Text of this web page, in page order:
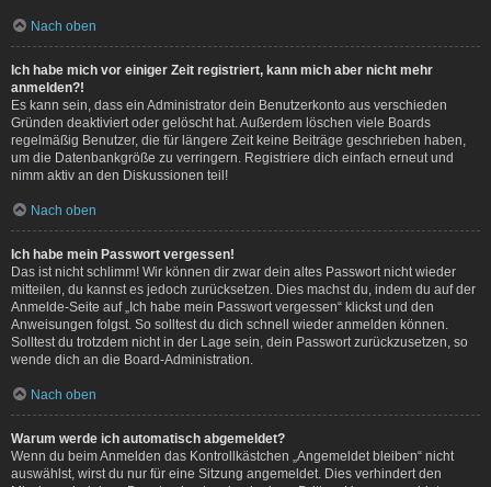
Nach oben
Ich habe mich vor einiger Zeit registriert, kann mich aber nicht mehr
anmelden?!
Es kann sein, dass ein Administrator dein Benutzerkonto aus verschieden
Gründen deaktiviert oder gelöscht hat. Außerdem löschen viele Boards
regelmäßig Benutzer, die für längere Zeit keine Beiträge geschrieben haben,
um die Datenbankgröße zu verringern. Registriere dich einfach erneut und
nimm aktiv an den Diskussionen teil!
Nach oben
Ich habe mein Passwort vergessen!
Das ist nicht schlimm! Wir können dir zwar dein altes Passwort nicht wieder
mitteilen, du kannst es jedoch zurücksetzen. Dies machst du, indem du auf der
Anmelde-Seite auf „Ich habe mein Passwort vergessen“ klickst und den
Anweisungen folgst. So solltest du dich schnell wieder anmelden können.
Solltest du trotzdem nicht in der Lage sein, dein Passwort zurückzusetzen, so
wende dich an die Board-Administration.
Nach oben
Warum werde ich automatisch abgemeldet?
Wenn du beim Anmelden das Kontrollkästchen „Angemeldet bleiben“ nicht
auswählst, wirst du nur für eine Sitzung angemeldet. Dies verhindert den